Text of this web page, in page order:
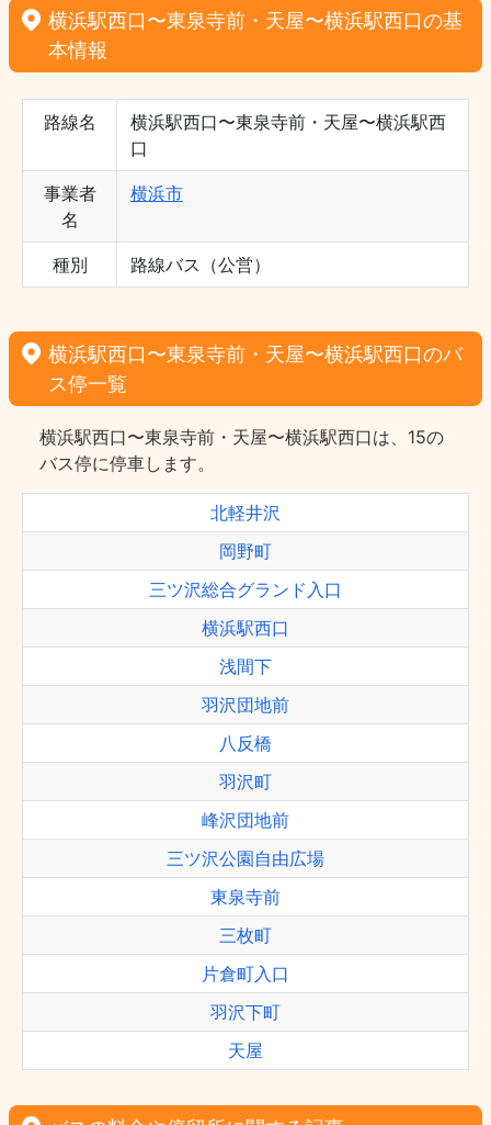
横浜駅西口〜東泉寺前・天屋〜横浜駅西口の基
本情報
路線名
横浜駅西口〜東泉寺前・天屋〜横浜駅西
口
事業者
名
横浜市
種別 路線バス（公営）
横浜駅西口〜東泉寺前・天屋〜横浜駅西口のバ
ス停一覧
横浜駅西口〜東泉寺前・天屋〜横浜駅西口は、15の
バス停に停車します。
北軽井沢
岡野町
三ツ沢総合グランド入口
横浜駅西口
浅間下
羽沢団地前
八反橋
羽沢町
峰沢団地前
三ツ沢公園自由広場
東泉寺前
三枚町
片倉町入口
羽沢下町
天屋